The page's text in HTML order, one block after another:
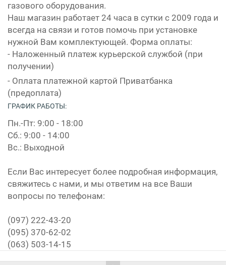
газового оборудования.
Наш магазин работает 24 часа в сутки с 2009 года и
всегда на связи и готов помочь при установке
нужной Вам комплектующей. Форма оплаты:
- Наложенный платеж курьерской службой (при
получении)
- Оплата платежной картой Приватбанка
(предоплата)
ГРАФИК РАБОТЫ:
Пн.-Пт: 9:00 - 18:00
Сб.: 9:00 - 14:00
Вс.: Выходной
Если Вас интересует более подробная информация,
свяжитесь с нами, и мы ответим на все Ваши
вопросы по телефонам:
(097) 222-43-20
(095) 370-62-02
(063) 503-14-15